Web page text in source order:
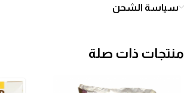
سياسة الشحن
منتجات ذات صلة